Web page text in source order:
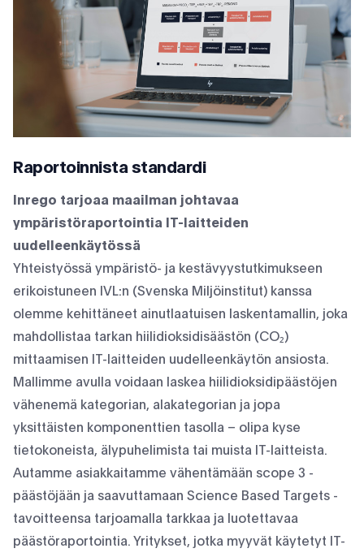
Raportoinnista standardi
Inrego tarjoaa maailman johtavaa
ympäristöraportointia IT-laitteiden
uudelleenkäytössä
Yhteistyössä ympäristö- ja kestävyystutkimukseen
erikoistuneen IVL:n (Svenska Miljöinstitut) kanssa
olemme kehittäneet ainutlaatuisen laskentamallin, joka
mahdollistaa tarkan hiilidioksidisäästön (CO₂)
mittaamisen IT-laitteiden uudelleenkäytön ansiosta.
Mallimme avulla voidaan laskea hiilidioksidipäästöjen
vähenemä kategorian, alakategorian ja jopa
yksittäisten komponenttien tasolla – olipa kyse
tietokoneista, älypuhelimista tai muista IT-laitteista.
Autamme asiakkaitamme vähentämään scope 3 -
päästöjään ja saavuttamaan Science Based Targets -
tavoitteensa tarjoamalla tarkkaa ja luotettavaa
päästöraportointia. Yritykset, jotka myyvät käytetyt IT-